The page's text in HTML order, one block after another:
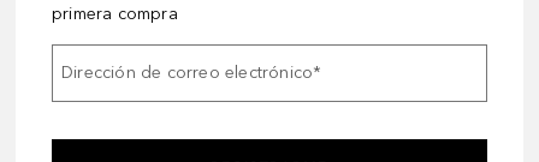
primera compra
Dirección de correo electrónico*